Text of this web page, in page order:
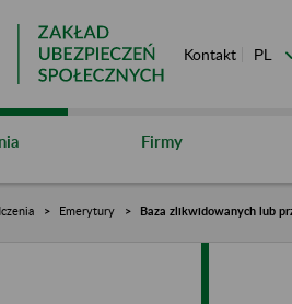
Kontakt
Firmy
Emerytury Baza zlikwidowanych lub